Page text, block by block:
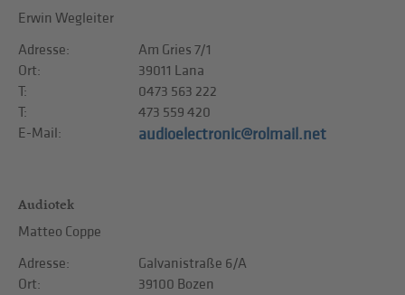
Erwin Wegleiter
Adresse:
Am Gries 7/1
Ort:
39011 Lana
T:
0473 563 222
T:
473 559 420
E-Mail:
audioelectronic@rolmail.net
Audiotek
Matteo Coppe
Adresse:
Galvanistraße 6/A
Ort:
39100 Bozen